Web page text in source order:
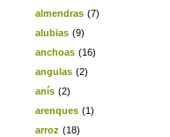
almendras (7)
alubias (9)
anchoas (16)
angulas (2)
anís (2)
arenques (1)
arroz (18)